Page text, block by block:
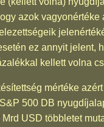
azok vagyonértéke
ez annyit jelent,
kellett volna
mértéke
500 DB
USD többletet